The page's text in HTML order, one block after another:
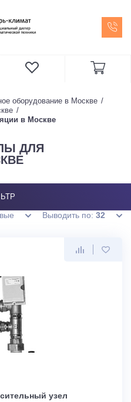
оборудование в Москве
в Москве
ДЛЯ
Выводить по: 32
узел